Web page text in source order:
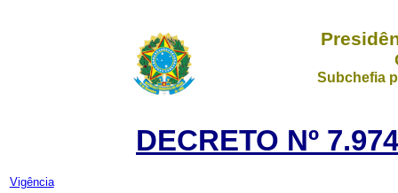
Subchefia
DECRETO Nº
Vigência